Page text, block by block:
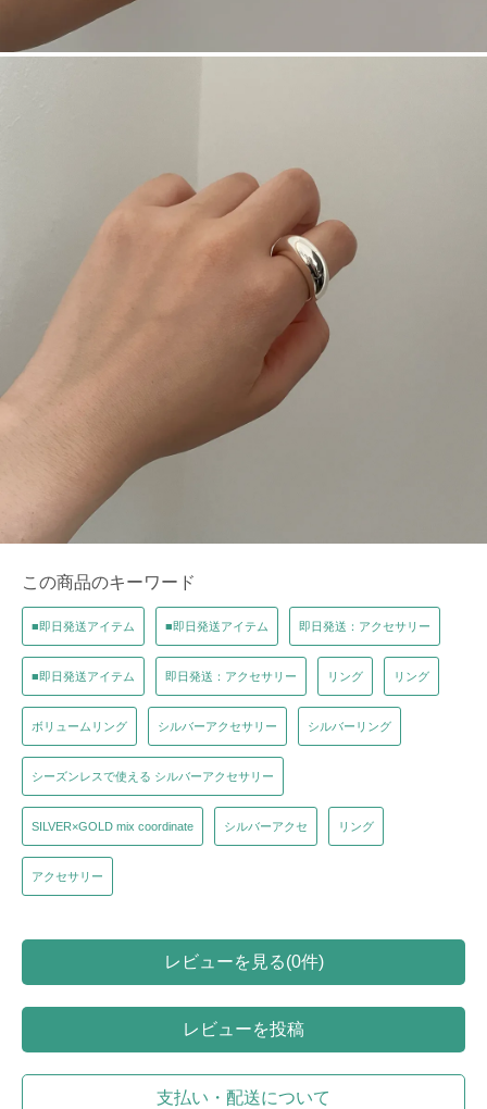
この商品のキーワード
■即日発送アイテム ■即日発送アイテム 即日発送：アクセサリー
■即日発送アイテム 即日発送：アクセサリー リング リング
ボリュームリング シルバーアクセサリー シルバーリング
シーズンレスで使える シルバーアクセサリー
SILVER×GOLD mix coordinate シルバーアクセ リング
アクセサリー
レビューを見る(0件)
レビューを投稿
支払い・配送について